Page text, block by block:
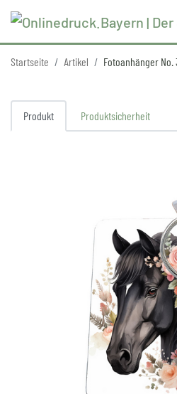
Startseite Artikel Fotoanhänger No.
Produkt Produktsicherheit